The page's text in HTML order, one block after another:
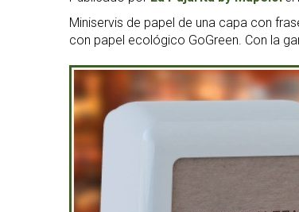
Miniservis de papel de una capa con
con papel ecológico GoGreen. Con la